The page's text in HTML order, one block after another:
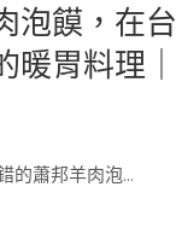
泡饃，在台
胃料理｜
的蕭邦羊肉泡…